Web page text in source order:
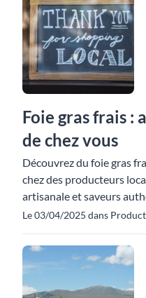
Foie gras frais :
de chez vous
Découvrez du foie gras
chez des producteurs
artisanale et saveurs
Le 03/04/2025 dans